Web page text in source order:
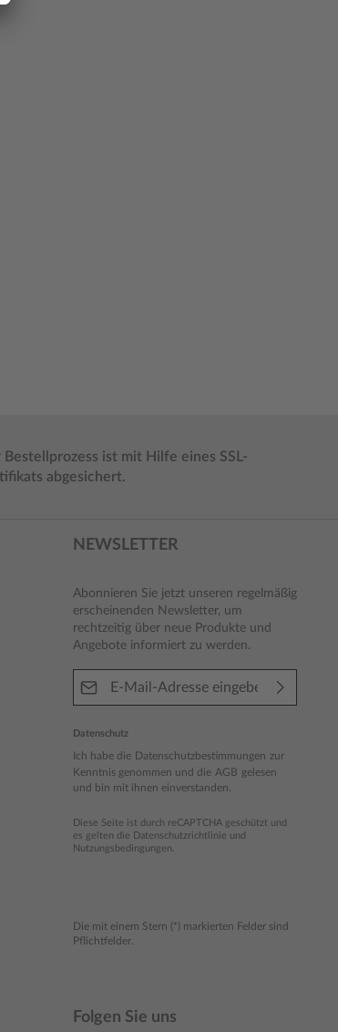
Bestellprozess ist mit Hilfe eines SSL-
abgesichert.
NEWSLETTER
Abonnieren Sie jetzt unseren regelmäßig
erscheinenden Newsletter, um
rechtzeitig über neue Produkte und
Angebote informiert zu werden.
Datenschutz
Ich habe die Datenschutzbestimmungen zur
Kenntnis genommen und die AGB gelesen
und bin mit ihnen einverstanden.
Diese Seite ist durch reCAPTCHA geschützt und
es gelten die Datenschutzrichtlinie und
Nutzungsbedingungen
Die mit einem Stern (*) markierten Felder sind
Pflichtfelder.
Folgen Sie uns